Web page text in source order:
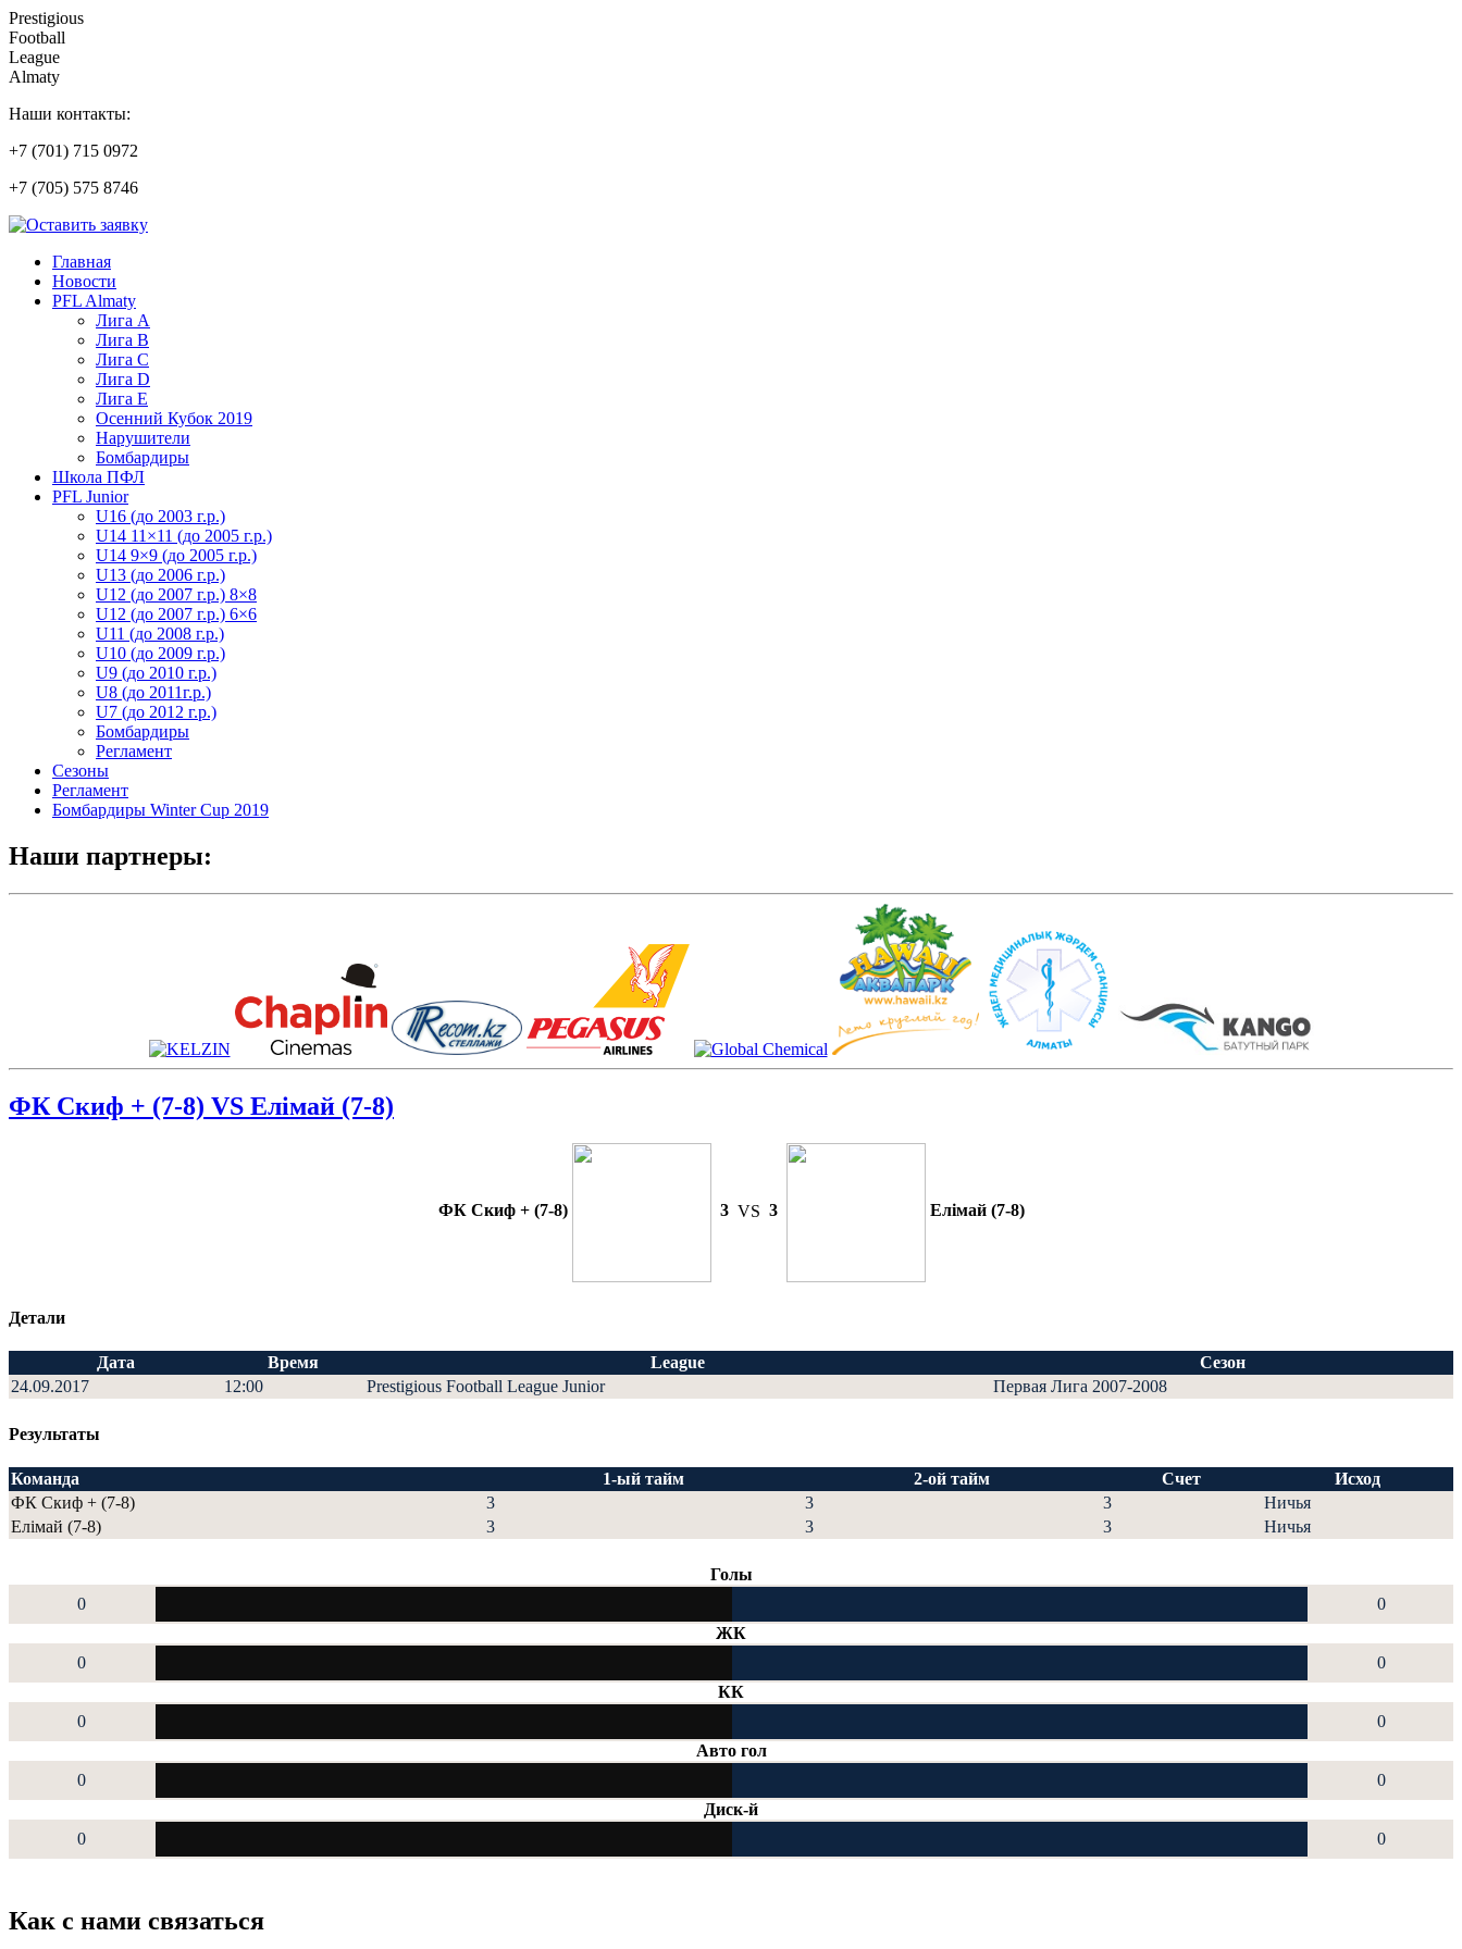
Prestigious
Football
League
Almaty
Наши контакты:
+7 (701) 715 0972
+7 (705) 575 8746
Главная
Новости
PFL Almaty
Лига A
Лига В
Лига С
Лига D
Лига Е
Осенний Кубок 2019
Нарушители
Бомбардиры
Школа ПФЛ
PFL Junior
U16 (до 2003 г.р.)
U14 11×11 (до 2005 г.р.)
U14 9×9 (до 2005 г.р.)
U13 (до 2006 г.р.)
U12 (до 2007 г.р.) 8×8
U12 (до 2007 г.р.) 6×6
U11 (до 2008 г.р.)
U10 (до 2009 г.р.)
U9 (до 2010 г.р.)
U8 (до 2011г.р.)
U7 (до 2012 г.р.)
Бомбардиры
Регламент
Сезоны
Регламент
Бомбардиры Winter Cup 2019
Наши партнеры:
ФК Скиф + (7-8) VS Елімай (7-8)
ФК Скиф + (7-8) 3 VS 3 Елімай (7-8)
Детали
Дата Время League
Сезон
24.09.2017
12:00 Prestigious Football League Junior Первая Лига 2007-2008
Результаты
Команда 1-ый тайм 2-ой тайм Счет
Исход
ФК Скиф + (7-8)
3 3 3
Ничья
Елімай (7-8)
3 3 3 Ничья
Голы
0
0
ЖК
0
0
КК
0
0
Авто гол
0
0
Диск-й
0
0
Как с нами связаться